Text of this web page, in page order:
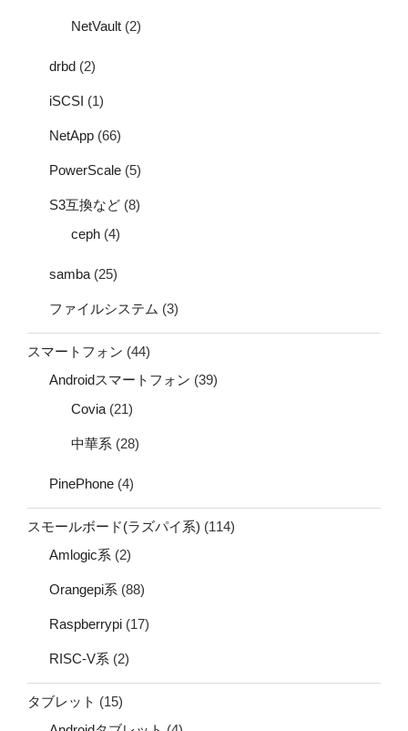
NetVault (2)
drbd (2)
iSCSI (1)
NetApp (66)
PowerScale (5)
S3互換など (8)
ceph (4)
samba(25)
ファイルシステム (3)
スマートフォン (44)
Androidスマートフォン (39)
Covia (21)
中華系 (28)
PinePhone (4)
スモールボード(ラズパイ系) (114)
Amlogic系 (2)
Orangepi系 (88)
Raspberrypi (17)
RISC-V系 (2)
タブレット (15)